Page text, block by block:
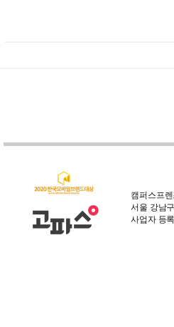
캠퍼스프
서울 강남
사업자 등